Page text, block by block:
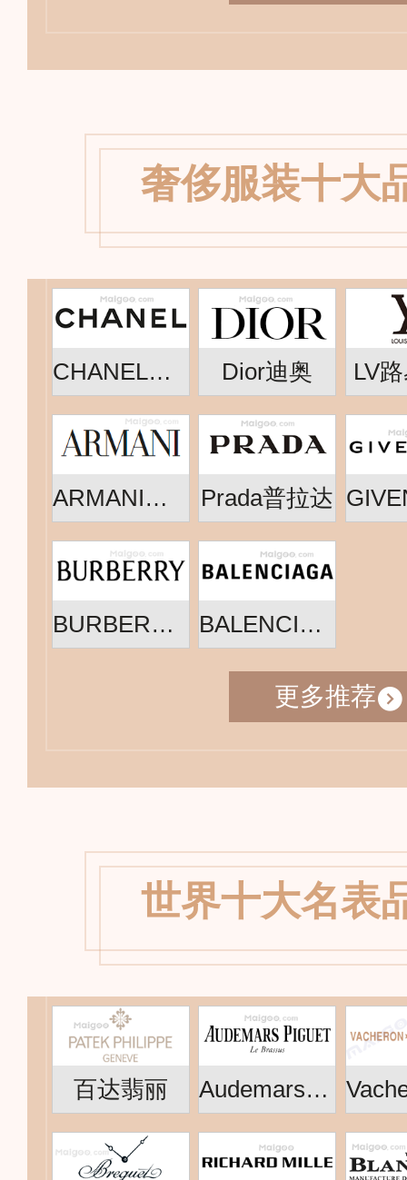
奢侈服装十大
CHANEL香奈儿 Dior迪奥 LV
ARMANI阿玛尼 Prada普拉达
BURBERRY博柏利 BALENCIAGA巴黎世家
更多推荐
世界十大名表
百达翡丽 Audemars Piguet爱彼